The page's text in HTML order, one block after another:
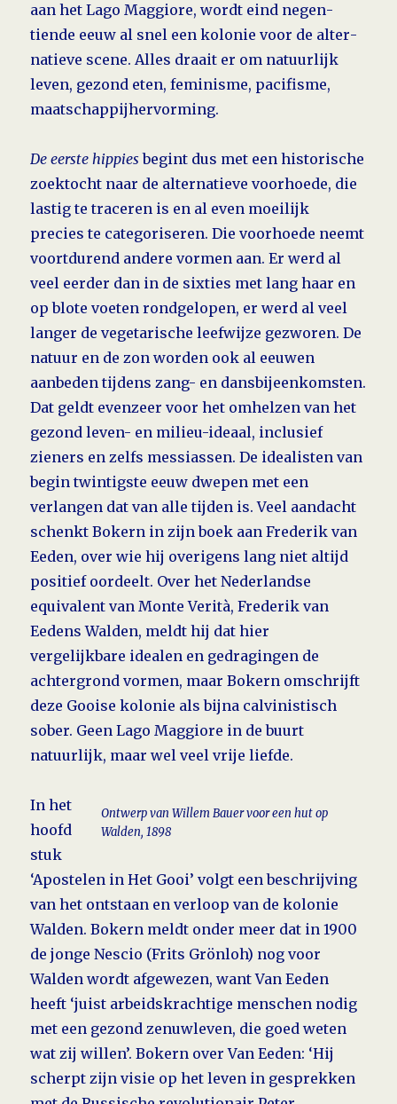
aan het Lago Maggiore, wordt eind negen­
tiende eeuw al snel een kolonie voor de alter­
natieve scene. Alles draait er om natuurlijk
leven, gezond eten, feminisme, pacifisme,
maatschappijhervorming.
De eerste hippies begint dus met een historische
zoektocht naar de alternatieve voorhoede, die
lastig te traceren is en al even moeilijk
precies te categoriseren. Die voorhoede neemt
voortdurend andere vormen aan. Er werd al
veel eerder dan in de sixties met lang haar en
op blote voeten rondgelopen, er werd al veel
langer de vegetarische leefwijze gezworen. De
natuur en de zon worden ook al eeuwen
aanbeden tijdens zang- en dansbijeenkomsten.
Dat geldt evenzeer voor het omhelzen van het
gezond leven- en milieu-ideaal, inclusief
zieners en zelfs messiassen. De idealisten van
begin twintigste eeuw dwepen met een
verlangen dat van alle tijden is. Veel aandacht
schenkt Bokern in zijn boek aan Frederik van
Eeden, over wie hij overigens lang niet altijd
positief oordeelt. Over het Nederlandse
equivalent van Monte Verità, Frederik van
Eedens Wal­den, meldt hij dat hier
vergelijkbare idealen en gedragingen de
achter­grond vormen, maar Bokern omschrijft
deze Gooise kolonie als bijna calvinistisch
sober. Geen Lago Maggiore in de buurt
natuurlijk, maar wel veel vrije liefde.
Ontwerp van Willem Bauer voor een hut op
Walden, 1898
In het
hoofd
stuk
‘Apostelen in Het Gooi’ volgt een beschrijving
van het ontstaan en verloop van de kolonie
Walden. Bokern meldt onder meer dat in 1900
de jonge Nescio (Frits Grönloh) nog voor
Walden wordt afgewezen, want Van Eeden
heeft ‘juist arbeidskrachtige menschen nodig
met een gezond zenuwleven, die goed weten
wat zij willen’. Bokern over Van Eeden: ‘Hij
scherpt zijn visie op het leven in gesprekken